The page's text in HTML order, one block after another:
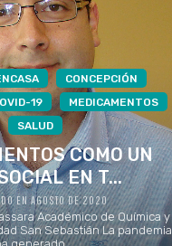
CONCEPCIÓN
19
MEDICAMENTOS
SALUD
COMO UN
EN T...
EN AGOSTO DE 2020
Académico de Química y
San Sebastián La pandemia